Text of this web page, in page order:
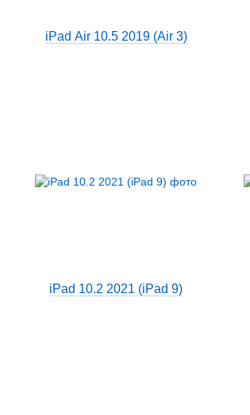
iPad Air 10.5 2019 (Air 3)
iPad 10.2 2021 (iPad 9)